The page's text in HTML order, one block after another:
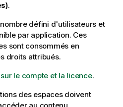
.
défini d'utilisateurs et
par application. Ces
sont consommés en
droits attribués.
le compte et la licence.
des espaces doivent